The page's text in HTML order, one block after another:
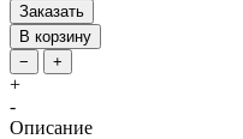
Заказать
В корзину
−
+
+
-
Описание